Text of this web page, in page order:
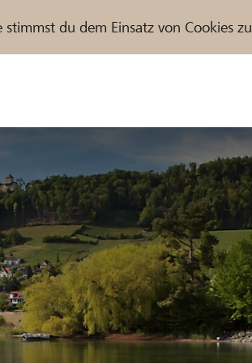
du dem Einsatz von Cookies